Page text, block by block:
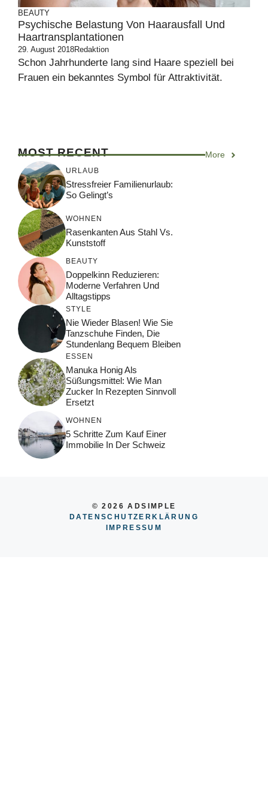
BEAUTY
Psychische Belastung Von Haarausfall Und
Haartransplantationen
29. August 2018Redaktion
Schon Jahrhunderte lang sind Haare speziell bei
Frauen ein bekanntes Symbol für Attraktivität.
MOST RECENT More
URLAUB
Stressfreier Familienurlaub:
So Gelingt’s
WOHNEN
Rasenkanten Aus Stahl Vs.
Kunststoff
BEAUTY
Doppelkinn Reduzieren:
Moderne Verfahren Und
Alltagstipps
STYLE
Nie Wieder Blasen! Wie Sie
Tanzschuhe Finden, Die
Stundenlang Bequem Bleiben
ESSEN
Manuka Honig Als
Süßungsmittel: Wie Man
Zucker In Rezepten Sinnvoll
Ersetzt
WOHNEN
5 Schritte Zum Kauf Einer
Immobilie In Der Schweiz
© 2026 ADSIMPLE
DATENSCHUTZERKLÄRUNG
IMPRESSUM